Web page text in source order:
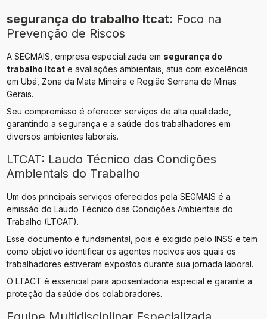
segurança do trabalho ltcat: Foco na
Prevenção de Riscos
A SEGMAIS, empresa especializada em segurança do
trabalho ltcat e avaliações ambientais, atua com excelência
em Ubá, Zona da Mata Mineira e Região Serrana de Minas
Gerais.
Seu compromisso é oferecer serviços de alta qualidade,
garantindo a segurança e a saúde dos trabalhadores em
diversos ambientes laborais.
LTCAT: Laudo Técnico das Condições
Ambientais do Trabalho
Um dos principais serviços oferecidos pela SEGMAIS é a
emissão do Laudo Técnico das Condições Ambientais do
Trabalho (LTCAT).
Esse documento é fundamental, pois é exigido pelo INSS e tem
como objetivo identificar os agentes nocivos aos quais os
trabalhadores estiveram expostos durante sua jornada laboral.
O LTACT é essencial para aposentadoria especial e garante a
proteção da saúde dos colaboradores.